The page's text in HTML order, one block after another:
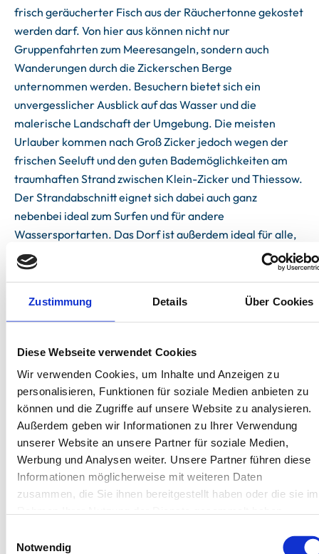
Zustimmung Details Über Cookies
Diese Webseite verwendet Cookies
Wir verwenden Cookies, um Inhalte und Anzeigen zu
personalisieren, Funktionen für soziale Medien anbieten zu
können und die Zugriffe auf unsere Website zu analysieren.
Außerdem geben wir Informationen zu Ihrer Verwendung
unserer Website an unsere Partner für soziale Medien,
Werbung und Analysen weiter. Unsere Partner führen diese
Informationen möglicherweise mit weiteren Daten
zusammen, die Sie ihnen bereitgestellt haben oder die sie im
Notwendig
frisch geräucherter Fisch aus der Räuchertonne gekostet
werden darf. Von hier aus können nicht nur
Gruppenfahrten zum Meeresangeln, sondern auch
Wanderungen durch die Zickerschen Berge
unternommen werden. Besuchern bietet sich ein
unvergesslicher Ausblick auf das Wasser und die
malerische Landschaft der Umgebung. Die meisten
Urlauber kommen nach Groß Zicker jedoch wegen der
frischen Seeluft und den guten Bademöglichkeiten am
traumhaften Strand zwischen Klein-Zicker und Thiessow.
Der Strandabschnitt eignet sich dabei auch ganz
nebenbei ideal zum Surfen und für andere
Wassersportarten. Das Dorf ist außerdem ideal für alle,
die dem Massentourismus entkommen und einen
entspannten Urlaub abseits des Trubels der Insel
Dörpladen (200m entfernt) täglich frische Brötchen und
das ein oder andere, das man vergessen hat. Weitere
Einkäufe können in den nah gelegenen Orten Göhren,
Unterkünfte